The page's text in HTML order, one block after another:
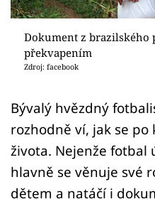
Videa
Sledujte prima+
Dokument z brazilského
překvapením
Zdroj: facebook
Bývalý hvězdný
rozhodně ví, jak se
života. Nejenže fotbal
hlavně se věnuje své
dětem a natáčí i